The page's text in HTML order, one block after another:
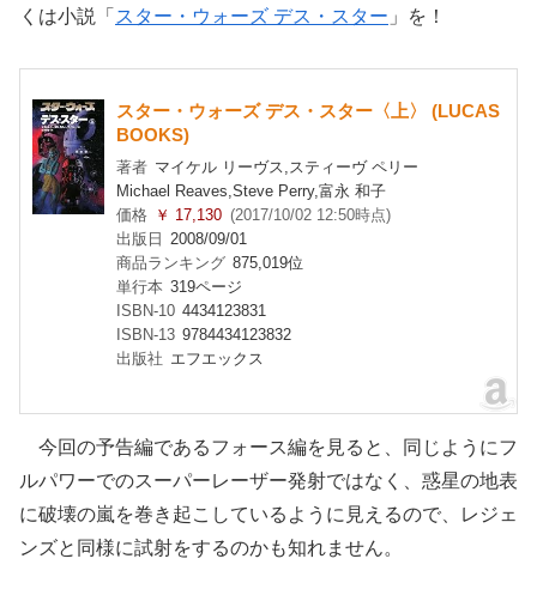
くは小説「 スター・ウォーズ デス・スター 」を！
スター・ウォーズ デス・スター〈上〉 (LUCAS
BOOKS)
著者 マイケル リーヴス,スティーヴ ペリー
Michael Reaves,Steve Perry,富永 和子
価格
￥ 17,130 (2017/10/02 12:50時点)
出版日
2008/09/01
商品ランキング 875,019位
単行本 319ページ
ISBN-10 4434123831
ISBN-13 9784434123832
出版社 エフエックス
今回の予告編であるフォース編を見ると、同じようにフ
ルパワーでのスーパーレーザー発射ではなく、惑星の地表
に破壊の嵐を巻き起こしているように見えるので、レジェ
ンズと同様に試射をするのかも知れません。